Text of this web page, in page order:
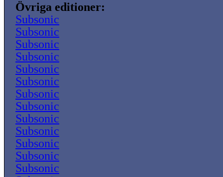
Övriga editioner:
Subsonic
Subsonic
Subsonic
Subsonic
Subsonic
Subsonic
Subsonic
Subsonic
Subsonic
Subsonic
Subsonic
Subsonic
Subsonic